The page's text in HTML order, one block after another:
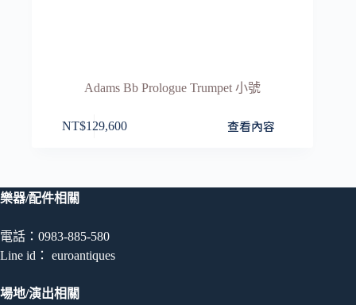
Adams Bb Prologue Trumpet 小號
NT$129,600 查看內容
樂器/配件相關
電話：0983-885-580
Line id： euroantiques
場地/演出相關